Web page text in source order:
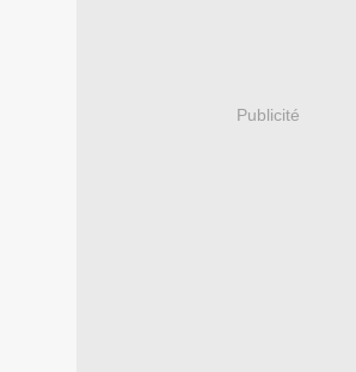
Publicité